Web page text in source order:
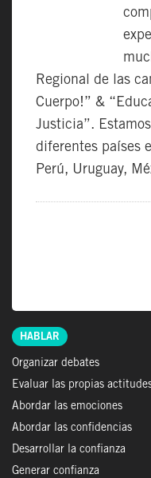
Regional de las
Cuerpo!” &
Justicia”.
diferentes países
Perú, Uruguay,
HABLAR
Organizar debates
Evaluar las propias
Abordar las emociones
Abordar las confidencias
Desarrollar la confianza
Generar confianza